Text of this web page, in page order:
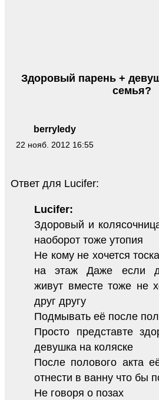
berryledy
22 нояб. 2012 16:55
Здоровый парень +
семья?
Ответ для Lucifer:
Lucifer:
Здоровый и
наоборот тоже утопия
Не кому не хочется
на этаж Даже если
живут вместе тоже не
друг другу
Подмывать её после
Просто представте
девушка на коляске
После полового акта
отнести в ванну что бы
Не говоря о позах